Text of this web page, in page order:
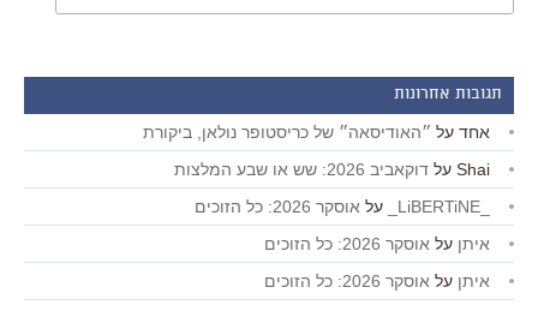
תגובות אחרונות
אחד על ״האודיסאה״ של כריסטופר נולאן, ביקורת
Shai על דוקאביב 2026: שש או שבע המלצות
על אוסקר 2026: כל הזוכים
איתן על אוסקר 2026: כל הזוכים
איתן על אוסקר 2026: כל הזוכים